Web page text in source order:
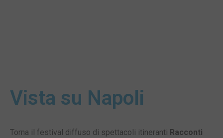
Vista su Napoli
Torna il festival diffuso di spettacoli itineranti Racconti